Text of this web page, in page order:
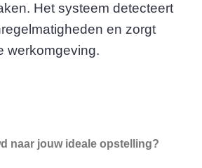
Het systeem detecteert
en zorgt
werkomgeving.
naar jouw ideale opstelling?